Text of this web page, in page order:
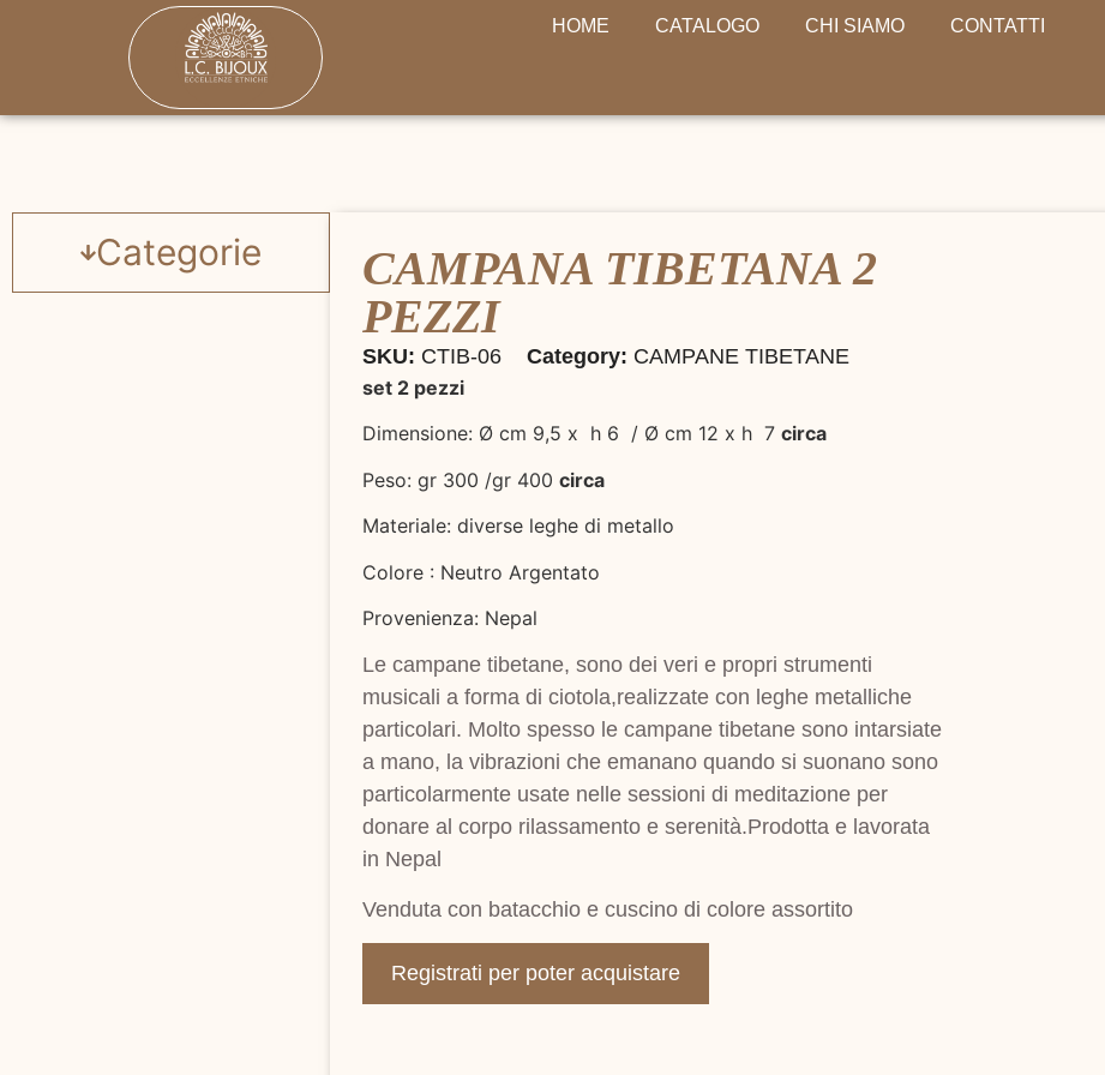
HOME CATALOGO CHI SIAMO CONTATTI
Categorie
CAMPANA TIBETANA 2
PEZZI
SKU: CTIB-06 Category: CAMPANE TIBETANE
set 2 pezzi
Dimensione: Ø cm 9,5 x h 6 / Ø cm 12 x h 7 circa
Peso: gr 300 /gr 400 circa
Materiale: diverse leghe di metallo
Colore : Neutro Argentato
Provenienza: Nepal
Le campane tibetane, sono dei veri e propri strumenti
musicali a forma di ciotola,realizzate con leghe metalliche
particolari. Molto spesso le campane tibetane sono intarsiate
a mano, la vibrazioni che emanano quando si suonano sono
particolarmente usate nelle sessioni di meditazione per
donare al corpo rilassamento e serenità.Prodotta e lavorata
in Nepal
Venduta con batacchio e cuscino di colore assortito
Registrati per poter acquistare